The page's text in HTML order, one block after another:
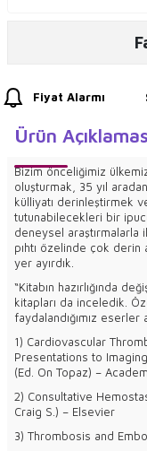
Fiyat Alarmı
Ürün
Bizim önceliğimiz
oluşturmak, 35 yıl
külliyatı derinleştirmek
tutunabilecekleri bir
deneysel araştırmalarla
pıhtı özelinde çok
yer ayırdık.
“Kitabın hazırlığında
kitapları da inceledik.
faydalandığımız eserler
1) Cardiovascular
Presentations to
(Ed. On Topaz) –
2) Consultative
Craig S.) – Elsevier
3) Thrombosis and